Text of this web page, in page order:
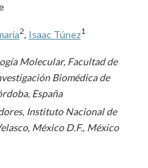
2, Isaac Túnez1
Molecular, Facultad de
Biomédica de
España
Instituto Nacional de
México D.F., México